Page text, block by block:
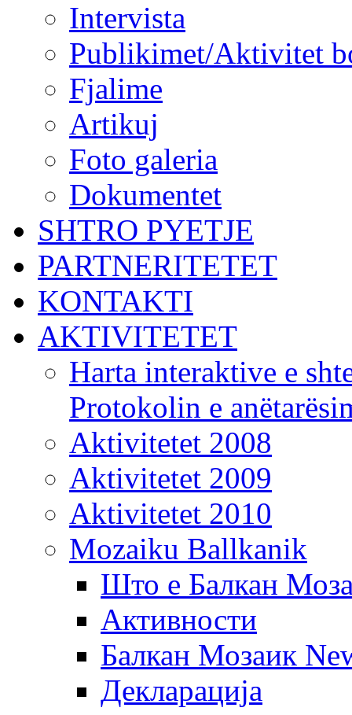
Intervista
Publikimet/Aktivitet
Fjalime
Artikuj
Foto galeria
Dokumentet
SHTRO PYETJE
PARTNERITETET
KONTAKTI
AKTIVITETET
Harta interaktive e
Protokolin e
Aktivitetet 2008
Aktivitetet 2009
Aktivitetet 2010
Mozaiku Ballkanik
Што е Балкан
Активности
Балкан Мозаик
Декларација